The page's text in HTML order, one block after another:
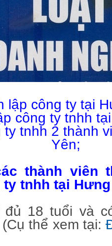
lập công ty tại
công ty tnhh
ty tnhh 2 thành
Yên;
thành viên
tnhh tại
18 tuổi và
thể xem tại: